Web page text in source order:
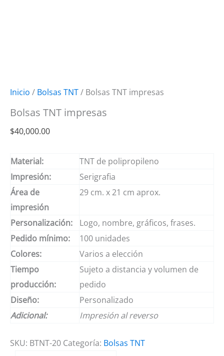
Inicio / Bolsas TNT/ Bolsas TNT impresas
Bolsas TNT impresas
$40,000.00
Material:
TNT de polipropileno
Impresión:
Serigrafia
Área de
impresión
29 cm. x 21 cm aprox.
Personalización:
Logo, nombre, gráficos, frases.
Pedido mínimo:
100 unidades
Colores:
Varios a elección
Tiempo
producción:
Sujeto a distancia y volumen de
pedido
Diseño:
Personalizado
Adicional:
Impresión al reverso
SKU: BTNT-20 Categoría: Bolsas TNT